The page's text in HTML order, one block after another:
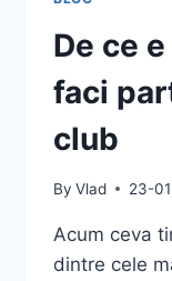
De ce
faci
club
By Vlad 23-
Acum ceva
dintre cele